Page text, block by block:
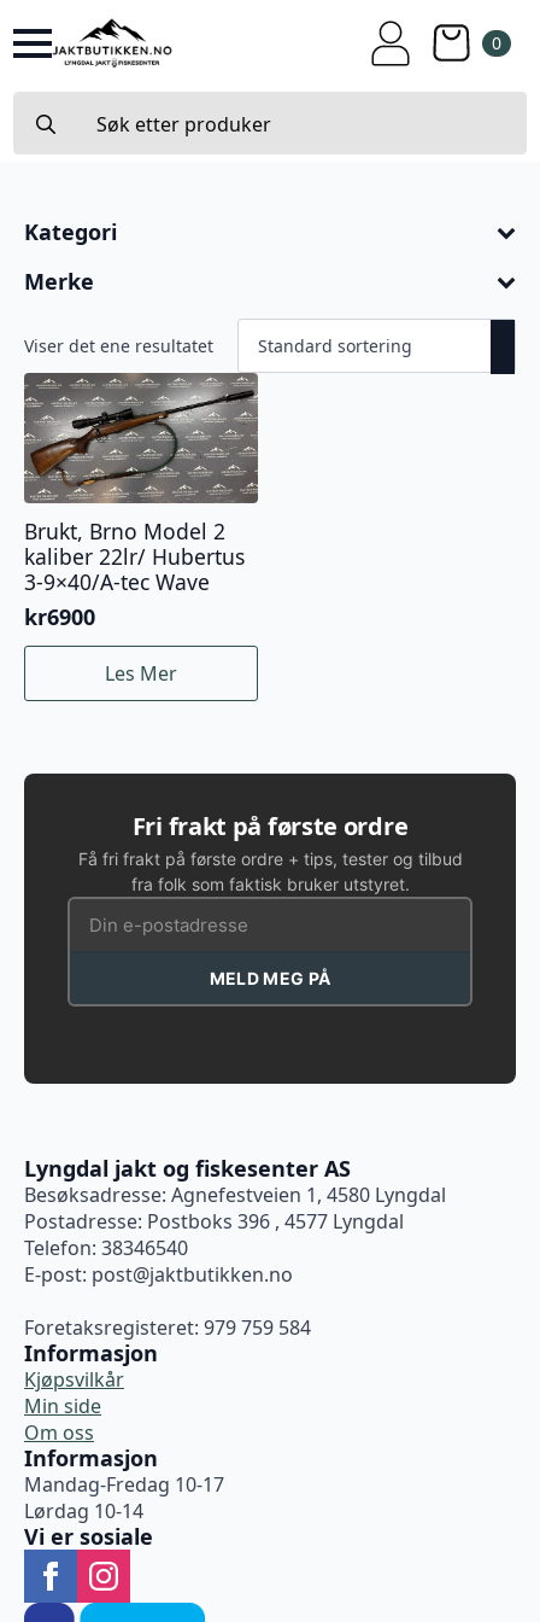
0
for:
Kategori
Merke
Viser det ene resultatet
Brukt, Brno Model 2
kaliber 22lr/ Hubertus
3-9×40/A-tec Wave
kr6900
Les Mer
Fri frakt på første ordre
Få fri frakt på første ordre + tips, tester og tilbud
fra folk som faktisk bruker utstyret.
MELD MEG PÅ
Lyngdal jakt og fiskesenter AS
Besøksadresse: Agnefestveien 1, 4580 Lyngdal
Postadresse: Postboks 396 , 4577 Lyngdal
Telefon: 38346540
E-post: post@jaktbutikken.no
Foretaksregisteret: 979 759 584
Informasjon
Kjøpsvilkår
Min side
Om oss
Informasjon
Mandag-Fredag 10-17
Lørdag 10-14
Vi er sosiale